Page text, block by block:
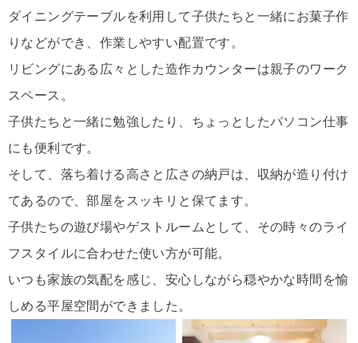
ダイニングテーブルを利用して子供たちと一緒にお菓子作
りなどができ、作業しやすい配置です。
リビングにある広々とした造作カウンターは親子のワーク
スペース。
子供たちと一緒に勉強したり、ちょっとしたパソコン仕事
にも便利です。
そして、落ち着ける高さと広さの納戸は、収納が造り付け
てあるので、部屋をスッキリと保てます。
子供たちの遊び場やゲストルームとして、その時々のライ
フスタイルに合わせた使い方が可能。
いつも家族の気配を感じ、安心しながら穏やかな時間を愉
しめる平屋空間ができました。